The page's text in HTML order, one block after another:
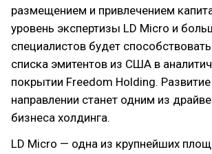
размещением и привлечением
уровень экспертизы LD Micro и
специалистов будет
списка эмитентов из США в
покрытии Freedom Holding.
направлении станет одним из
бизнеса холдинга.
LD Micro — одна из крупнейших